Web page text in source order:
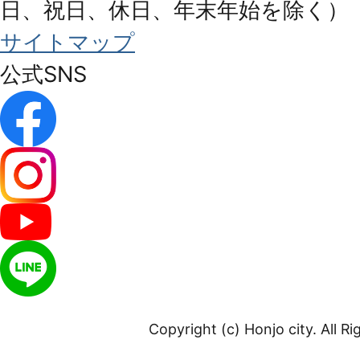
日、祝日、休日、年末年始を除く）
サイトマップ
公式SNS
Copyright (c) Honjo city. All